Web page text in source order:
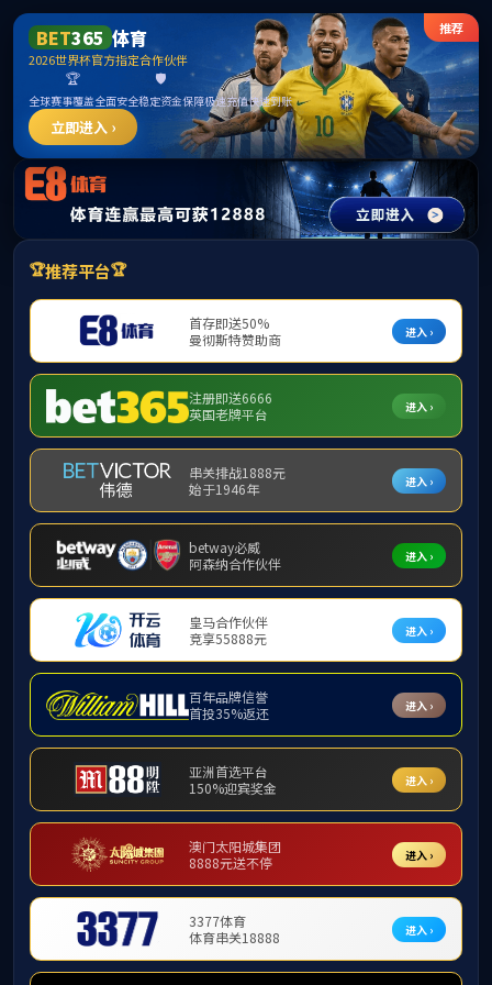
LETOU·国际米兰(中国区)官方网站
师资队伍 人才培养 学术科
学生工作
学工简介
团学组织
学生风采
辅导员队伍
辅导员队伍